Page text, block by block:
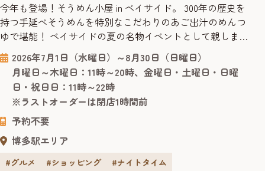
今年も登場！そうめん小屋 in ベイサイド。 300年の歴史を
持つ手延べそうめんを特別なこだわりのあご出汁のめんつ
ゆで堪能！ ベイサイドの夏の名物イベントとして親しまれ
ている「そうめん小屋」が今年も登場。博多湾を望む絶好
のロケーションで、300年の歴史を持つ三輪山本の手延べそ
うめんと、本格的な流しそうめん体験をお楽しめます。 会
場は、開放的な空間が人気の海側屋外施設「ベイサイド
キャノピー」。...
2026年7月1日（水曜日）～8月30日（日曜日）
月曜日～木曜日：11時～20時、金曜日・土曜日・日曜
日・祝日日：11時～22時
※ラストオーダーは閉店1時間前
予約不要
博多駅エリア
#グルメ #ショッピング #ナイトタイム